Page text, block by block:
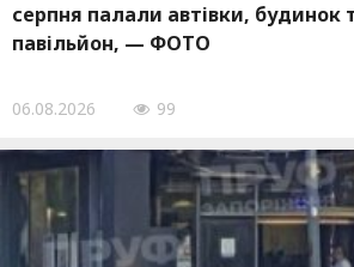
серпня палали автівки, будинок
павільйон, — ФОТО
06.08.2026 99